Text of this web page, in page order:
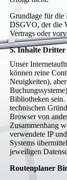
Grundlage für die
DSGVO, der die
Vertrags oder
5. Inhalte Dritter
Unser
können reine
Neuigkeiten),
Bibliotheken sein.
technischen
Browser von
Zusammenhang
verwendete IP
Systems
jeweiligen
Routenplaner